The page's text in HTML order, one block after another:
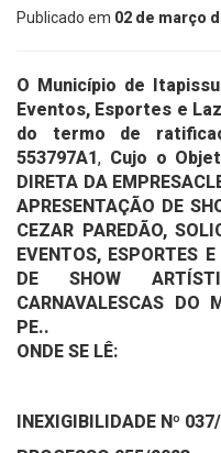
Publicado em 02 de março
O Município de
Eventos, Esportes e
do termo de
553797A1, Cujo o
DIRETA DA
APRESENTAÇÃO DE
CEZAR PAREDÃO,
EVENTOS, ESPORTES
DE SHOW
CARNAVALESCAS DO
PE..
ONDE SE LÊ:
INEXIGIBILIDADE Nº